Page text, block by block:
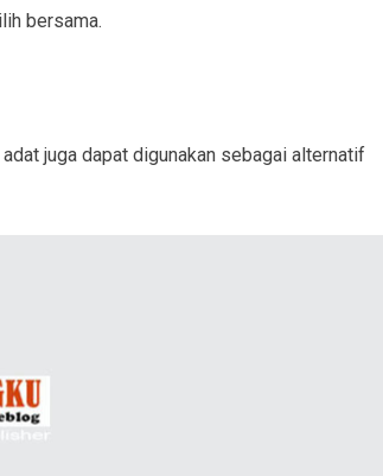
bersama.
juga dapat digunakan sebagai alternatif